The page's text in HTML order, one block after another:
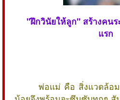
"ฝึกวินัยให้ลูก" สร้างคนร
แรก
พ่อแม่ คือ สิ่งแวดล้อม